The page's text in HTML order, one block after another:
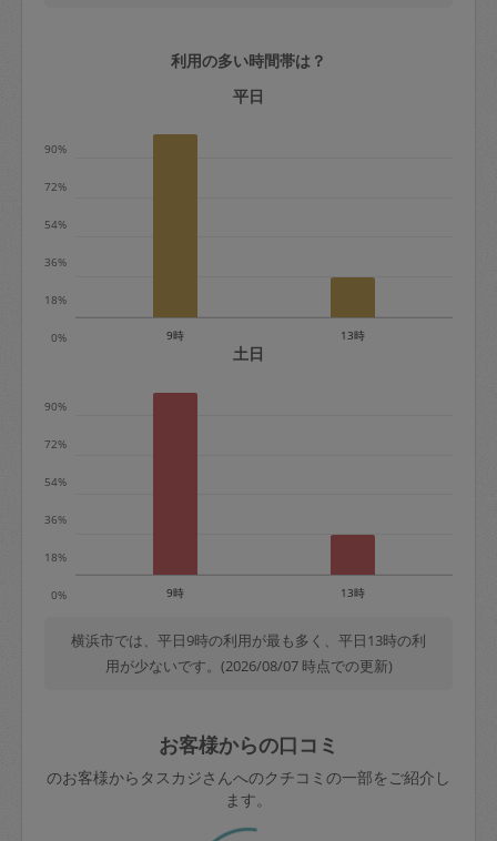
定期契約をキャンセルする場合、毎週定
期は月2回まで隔週定期は月1回までキャ
※キャンセル料金の設定について：
利用の多い時間帯は？
平日
0%
18%
36%
54%
72%
90%
9時 13時
土日
0%
18%
36%
54%
72%
90%
9時 13時
横浜市では、平日9時の利用が最も多く、平日13時の利
用が少ないです。(2026/08/07 時点での更新)
お客様からの口コミ
のお客様からタスカジさんへのクチコミの一部をご紹介し
ます。